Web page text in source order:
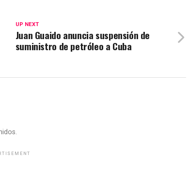
UP NEXT
Juan Guaido anuncia suspensión de
suministro de petróleo a Cuba